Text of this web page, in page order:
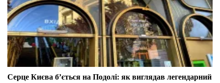
Серце Києва бʼється на Подолі: як виглядав легендарний